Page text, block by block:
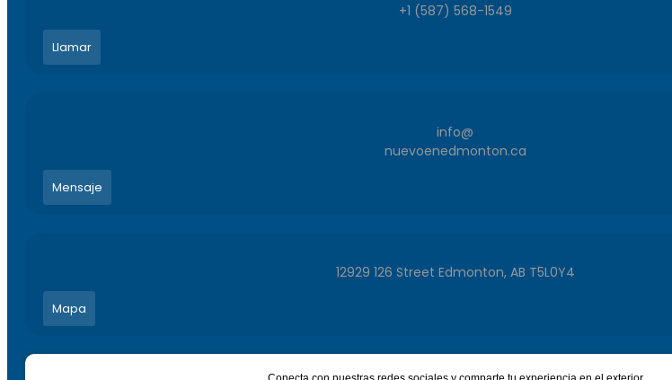
+1 (587) 568-1549
Llamar
info@
nuevoenedmonton.ca
Mensaje
12929 126 Street Edmonton, AB T5L0Y4
Mapa